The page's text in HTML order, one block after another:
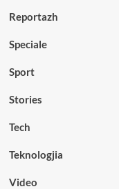
Reportazh
Speciale
Sport
Stories
Tech
Teknologjia
Video